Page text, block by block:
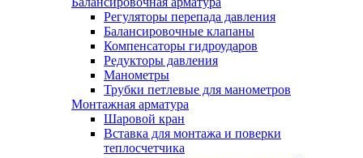
Регуляторы перепада давления
Балансировочные клапаны
Компенсаторы гидроударов
Редукторы давления
Манометры
Трубки петлевые для манометров
Монтажная арматура
Шаровой кран
Вставка для монтажа и поверки
теплосчетчика